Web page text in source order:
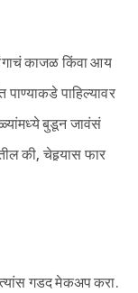
रंगाचं काजळ किंवा आय
पाहिल्यावर
बुडून जावंसं
की, चेहर्‍यास फार
गडद मेकअप करा.